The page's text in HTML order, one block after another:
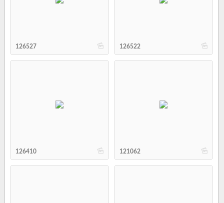
b
126527 b
126522
b
126410 b
121062